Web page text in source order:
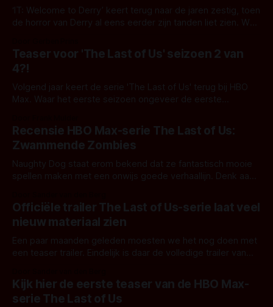
‘IT: Welcome to Derry’ keert terug naar de jaren zestig, toen
de horror van Derry al eens eerder zijn tanden liet zien. We
IT-films. Kan de serie de verwachtingen waarmaken?
Teaser voor 'The Last of Us' seizoen 2 van
4?!
Volgend jaar keert de serie 'The Last of Us' terug bij HBO
Max. Waar het eerste seizoen ongeveer de eerste
een deel van de tweede game.
Recensie HBO Max-serie The Last of Us:
Zwammende Zombies
Naughty Dog staat erom bekend dat ze fantastisch mooie
spellen maken met een onwijs goede verhaallijn. Denk aan
wel een uitgelezen kans om die laatste als serie leven in te
blazen en heeft producer Craig Mazin en Neil
Officiële trailer The Last of Us-serie laat veel
nieuw materiaal zien
Een paar maanden geleden moesten we het nog doen met
een teaser trailer. Eindelijk is daar de volledige trailer van
gelijknamige spel. Op de muziek van Aha's Take On Me
krijgen we onwijs veel nieuw beeldmateriaal
Kijk hier de eerste teaser van de HBO Max-
serie The Last of Us